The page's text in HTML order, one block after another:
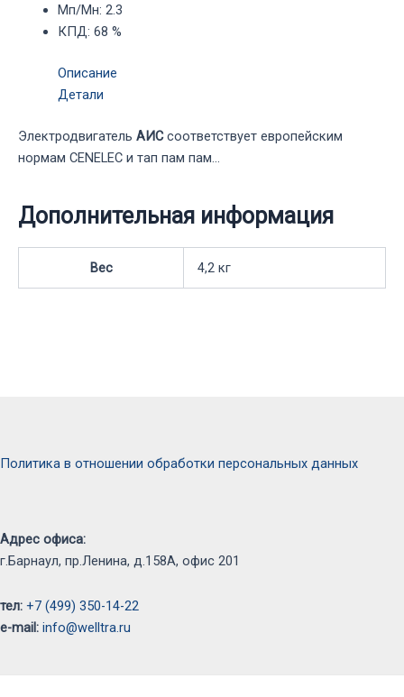
Mп/Mн: 2.3
КПД: 68 %
Описание
Детали
Электродвигатель АИСсоответствует европейским
нормам CENELEC и тап пам пам…
Дополнительная информация
Вес 4,2 кг
Политика в отношении обработки персональных данных
Адрес офиса:
г.Барнаул, пр.Ленина, д.158А, офис 201
тел: +7 (499) 350-14-22
e-mail: info@welltra.ru